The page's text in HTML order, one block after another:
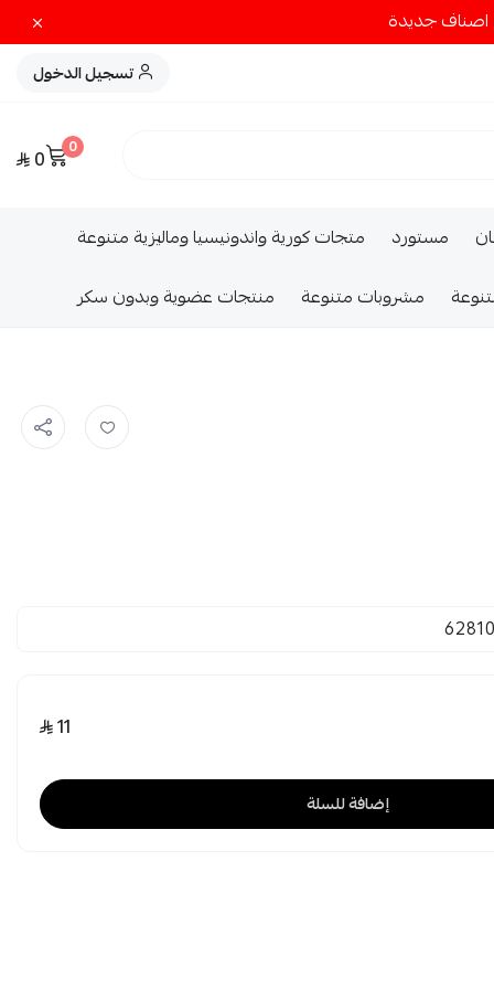
تسجيل الدخول
0
0
مستورد
متجات كورية واندونيسيا وماليزية متنوعة
مشروبات متنوعة منتجات عضوية وبدون سكر
11
إضافة للسلة